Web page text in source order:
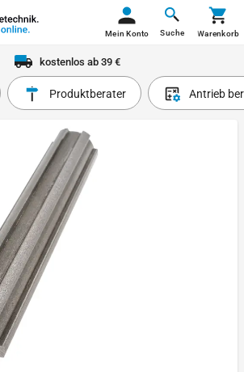
Suche
Mein Konto Warenkorb
kostenlos ab 39 €
Produktberater Antrieb